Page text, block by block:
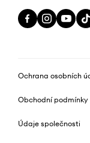
Ochrana osobních
Obchodní podmínky
Údaje společnosti